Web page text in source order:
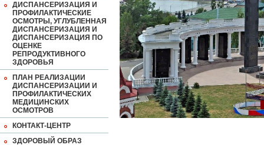
ДИСПАНСЕРИЗАЦИЯ И
ПРОФИЛАКТИЧЕСКИЕ
ОСМОТРЫ, УГЛУБЛЕННАЯ
ДИСПАНСЕРИЗАЦИЯ И
ДИСПАНСЕРИЗАЦИЯ ПО
ОЦЕНКЕ
РЕПРОДУКТИВНОГО
ЗДОРОВЬЯ
ПЛАН РЕАЛИЗАЦИИ
ДИСПАНСЕРИЗАЦИИ И
ПРОФИЛАКТИЧЕСКИХ
МЕДИЦИНСКИХ
ОСМОТРОВ
КОНТАКТ-ЦЕНТР
ЗДОРОВЫЙ ОБРАЗ